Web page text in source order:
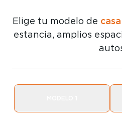
Elige tu modelo de casa
estancia, amplios